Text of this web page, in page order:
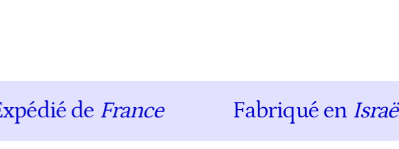
deFrance Fabriqué enIsraël